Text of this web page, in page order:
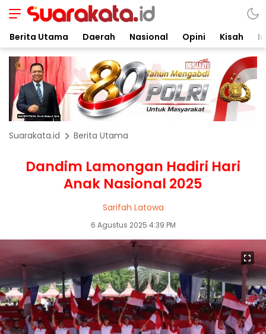
Berita Utama Daerah Nasional Opini Kisah
Suarakata.id Berita Utama
Dandim Lamongan Hadiri Hari
Anak Nasional 2025
Sarifah Latowa
6 Agustus 2025 4:39 PM